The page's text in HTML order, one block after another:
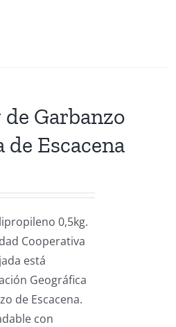
Garbanzo
de Escacena
0,5kg.
Cooperativa
está
Geográfica
de Escacena.
con